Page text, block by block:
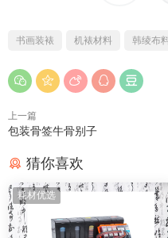
书画装裱 机裱材料 韩绫布
上一篇
包装骨签牛骨别子
猜你喜欢
耗材优选